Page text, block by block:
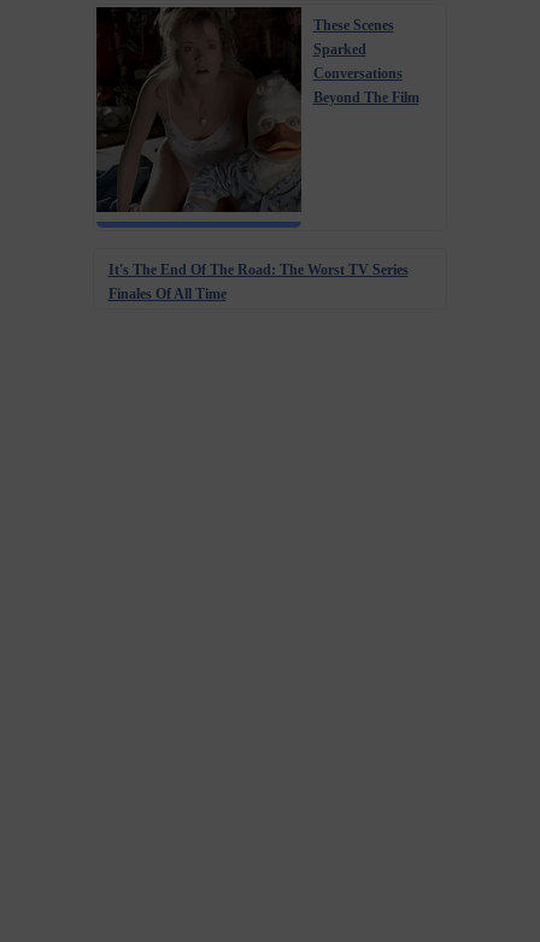
These Scenes
Sparked
Conversations
Beyond The Film
It's The End Of The Road: The Worst TV Series
Finales Of All Time